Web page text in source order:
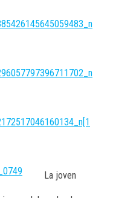
La joven